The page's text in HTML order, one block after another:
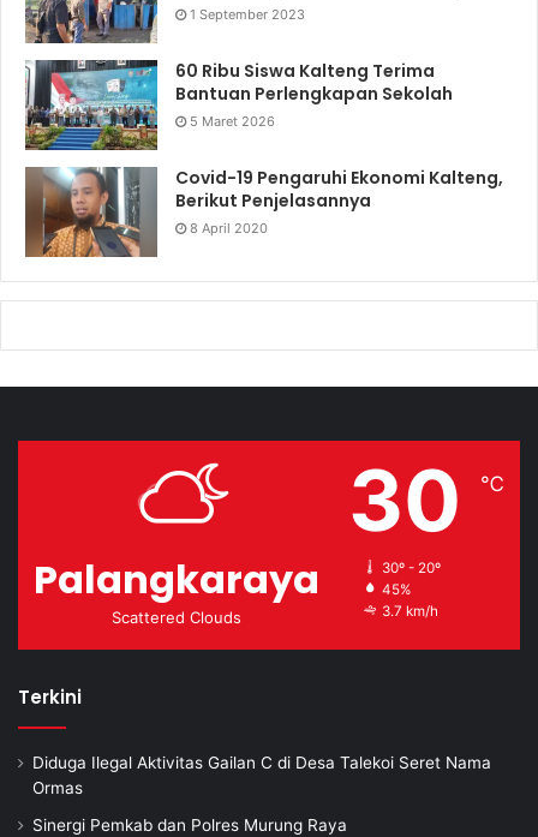
1 September 2023
60 Ribu Siswa Kalteng Terima
Bantuan Perlengkapan Sekolah
5 Maret 2026
Covid-19 Pengaruhi Ekonomi Kalteng,
Berikut Penjelasannya
8 April 2020
Palangkaraya
Scattered Clouds
30 ℃
30º - 20º
45%
3.7 km/h
Terkini
Diduga Ilegal Aktivitas Gailan C di Desa Talekoi Seret Nama
Ormas
Sinergi Pemkab dan Polres Murung Raya